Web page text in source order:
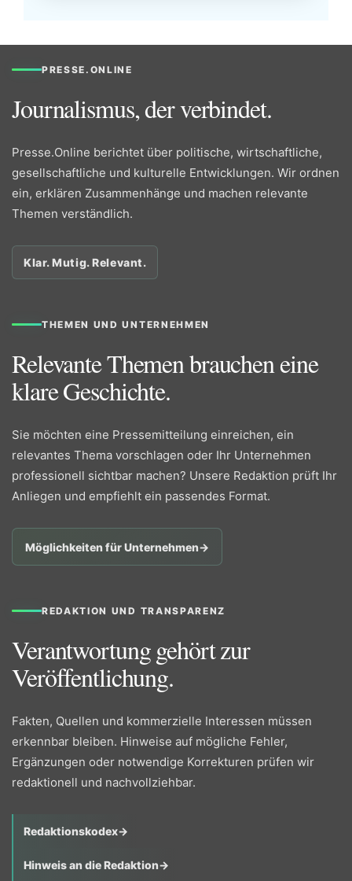
PRESSE.ONLINE
Journalismus, der verbindet.
Presse.Online berichtet über politische, wirtschaftliche,
gesellschaftliche und kulturelle Entwicklungen. Wir ordnen
ein, erklären Zusammenhänge und machen relevante
Themen verständlich.
Klar. Mutig. Relevant.
THEMEN UND UNTERNEHMEN
Relevante Themen brauchen eine
klare Geschichte.
Sie möchten eine Pressemitteilung einreichen, ein
relevantes Thema vorschlagen oder Ihr Unternehmen
professionell sichtbar machen? Unsere Redaktion prüft Ihr
Anliegen und empfiehlt ein passendes Format.
Möglichkeiten für Unternehmen→
REDAKTION UND TRANSPARENZ
Verantwortung gehört zur
Veröffentlichung.
Fakten, Quellen und kommerzielle Interessen müssen
erkennbar bleiben. Hinweise auf mögliche Fehler,
Ergänzungen oder notwendige Korrekturen prüfen wir
redaktionell und nachvollziehbar.
Redaktionskodex→
Hinweis an die Redaktion→